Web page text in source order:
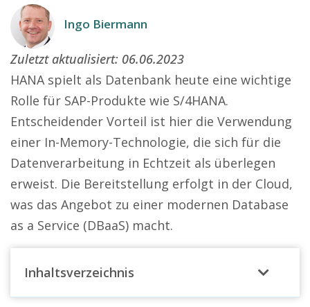
Ingo Biermann
Zuletzt aktualisiert: 06.06.2023
HANA spielt als Datenbank heute eine wichtige
Rolle für SAP-Produkte wie S/4HANA.
Entscheidender Vorteil ist hier die Verwendung
einer In-Memory-Technologie, die sich für die
Datenverarbeitung in Echtzeit als überlegen
erweist. Die Bereitstellung erfolgt in der Cloud,
was das Angebot zu einer modernen Database
as a Service (DBaaS) macht.
Inhaltsverzeichnis